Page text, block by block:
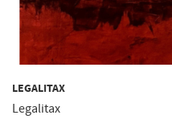
LEGALITAX
Legalitax